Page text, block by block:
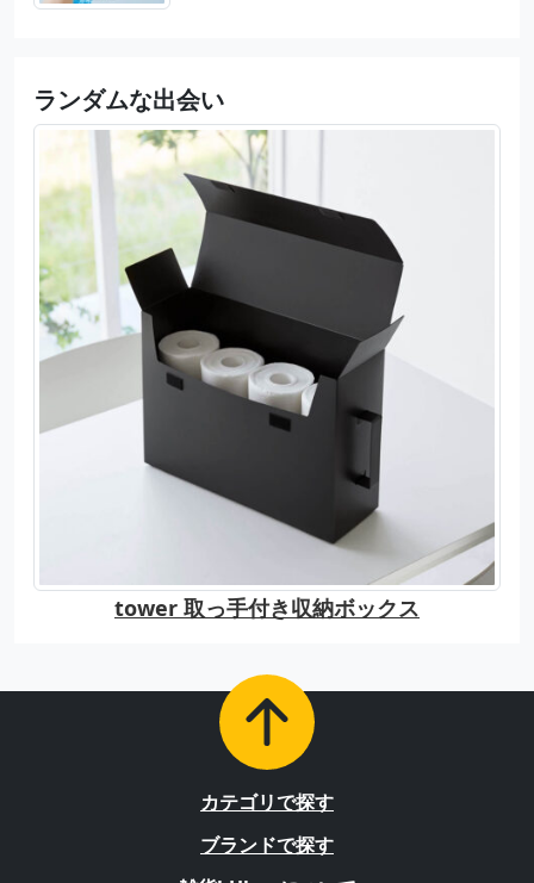
ランダムな出会い
tower 取っ手付き収納ボックス
カテゴリで探す
ブランドで探す